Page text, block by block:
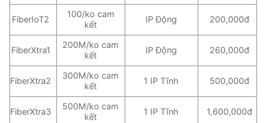
FiberIoT2
100/ko cam
kết
IP Động 200,000đ
FiberXtra1
200M/ko cam
kết
IP Động 260,000đ
FiberXtra2
300M/ko cam
kết
1 IP Tĩnh 500,000đ
FiberXtra3
500M/ko cam
kết
1 IP Tĩnh 1,600,000đ